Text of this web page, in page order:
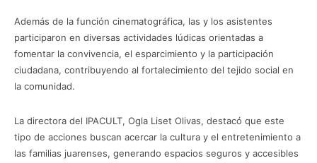
Además de la función cinematográfica, las y los asistentes
participaron en diversas actividades lúdicas orientadas a
fomentar la convivencia, el esparcimiento y la participación
ciudadana, contribuyendo al fortalecimiento del tejido social en
la comunidad.
La directora del IPACULT, Ogla Liset Olivas, destacó que este
tipo de acciones buscan acercar la cultura y el entretenimiento a
las familias juarenses, generando espacios seguros y accesibles